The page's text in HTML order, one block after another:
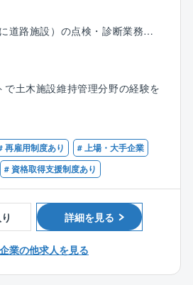
手段で想いをカタチに、広く伝
した。
」には格別な体験があり、
をつくりだせると信じていま
することによってお客様の想い
豊かに暮らせるセカイを実現し
の連携が必要となります。
名、東京では30名程度、キャリ
み易い環境もございます。
キャリアステップも可能です。
道路施設）の点検・診断業務
フラ施設のライフサイクル最適
・活用による維持管理の高度化
梁、トンネル、カルバート等構
識・照明等附属物、駐車場やド
設）の日常的な施設の点検・診
、補修・補強設計業務、長寿命
、最近頻発する災害への応急対
しています。
革に注力しております。
土木施設維持管理分野の経験を
いずれか
応用理学部門等）
ネル、鋼構造及びコンクリート、
再雇用制度あり
# 上場・大手企業
# 資格取得支援制度あり
詳細を見る
業の他求人を見る